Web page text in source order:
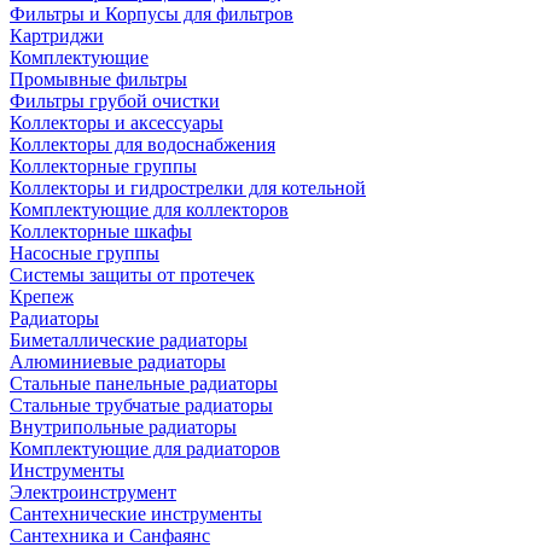
Фильтры и Корпусы для фильтров
Картриджи
Комплектующие
Промывные фильтры
Фильтры грубой очистки
Коллекторы и аксессуары
Коллекторы для водоснабжения
Коллекторные группы
Коллекторы и гидрострелки для котельной
Комплектующие для коллекторов
Коллекторные шкафы
Насосные группы
Системы защиты от протечек
Крепеж
Радиаторы
Биметаллические радиаторы
Алюминиевые радиаторы
Стальные панельные радиаторы
Стальные трубчатые радиаторы
Внутрипольные радиаторы
Комплектующие для радиаторов
Инструменты
Электроинструмент
Сантехнические инструменты
Сантехника и Санфаянс